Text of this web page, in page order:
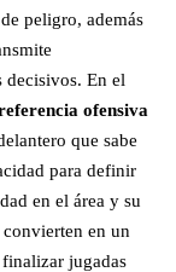
peligro, además
decisivos. En el
ofensiva
que sabe
para definir
en el área y su
en un
jugadas